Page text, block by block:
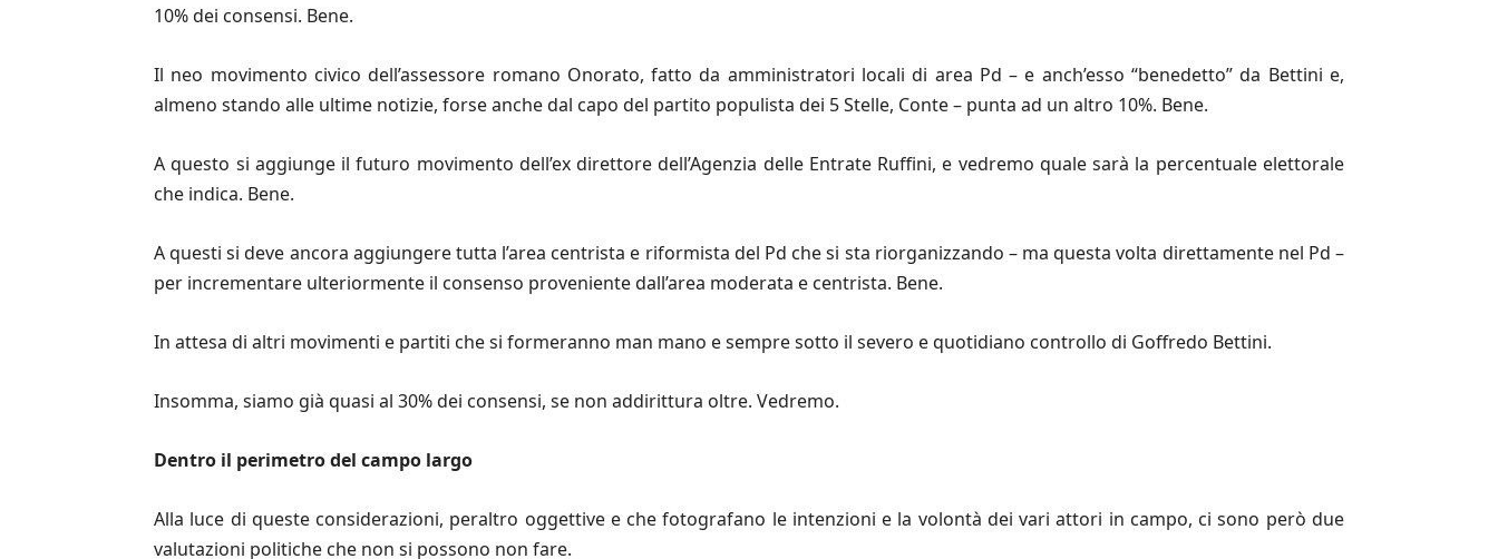
10% dei consensi. Bene.
Il neo movimento civico dell’assessore romano Onorato, fatto da amministratori locali di area Pd – e anch’esso “benedetto” da Bettini e,
almeno stando alle ultime notizie, forse anche dal capo del partito populista dei 5 Stelle, Conte – punta ad un altro 10%. Bene.
A questo si aggiunge il futuro movimento dell’ex direttore dell’Agenzia delle Entrate Ruffini, e vedremo quale sarà la percentuale elettorale
che indica. Bene.
A questi si deve ancora aggiungere tutta l’area centrista e riformista del Pd che si sta riorganizzando – ma questa volta direttamente nel Pd –
per incrementare ulteriormente il consenso proveniente dall’area moderata e centrista. Bene.
In attesa di altri movimenti e partiti che si formeranno man mano e sempre sotto il severo e quotidiano controllo di Goffredo Bettini.
Insomma, siamo già quasi al 30% dei consensi, se non addirittura oltre. Vedremo.
Dentro il perimetro del campo largo
Alla luce di queste considerazioni, peraltro oggettive e che fotografano le intenzioni e la volontà dei vari attori in campo, ci sono però due
valutazioni politiche che non si possono non fare.